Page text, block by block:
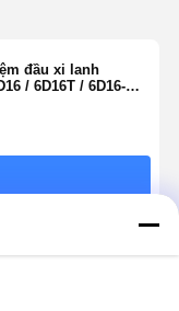
đầu xi lanh
/ 6D16T / 6D16-